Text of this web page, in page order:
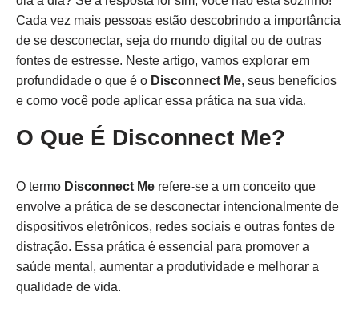
Cada vez mais pessoas estão descobrindo a importância
de se desconectar, seja do mundo digital ou de outras
fontes de estresse. Neste artigo, vamos explorar em
profundidade o que é o Disconnect Me, seus benefícios
e como você pode aplicar essa prática na sua vida.
O Que É Disconnect Me?
O termo Disconnect Me refere-se a um conceito que
envolve a prática de se desconectar intencionalmente de
dispositivos eletrônicos, redes sociais e outras fontes de
distração. Essa prática é essencial para promover a
saúde mental, aumentar a produtividade e melhorar a
qualidade de vida.